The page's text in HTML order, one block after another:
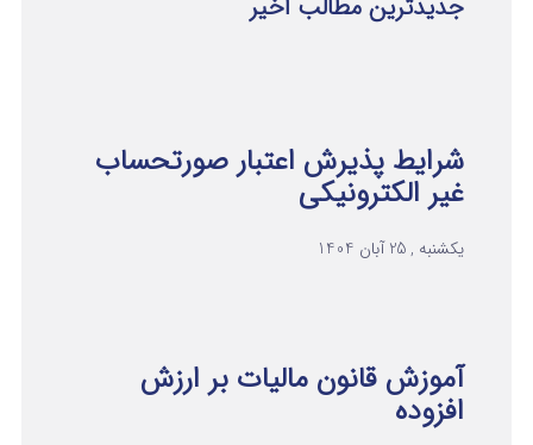
جدیدترین مطالب اخیر
شرایط پذیرش اعتبار صورتحساب
غیر الکترونیکی
یکشنبه , 25 آبان 1404
آموزش قانون مالیات بر ارزش
افزوده